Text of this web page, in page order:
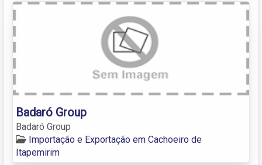
Badaró Group
Badaró Group
Importação e Exportação em Cachoeiro de
Itapemirim